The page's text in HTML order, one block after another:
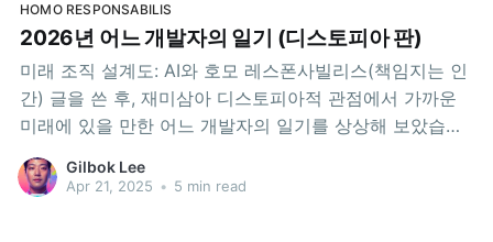
HOMO RESPONSABILIS
2026년 어느 개발자의 일기 (디스토피아 판)
미래 조직 설계도: AI와 호모 레스폰사빌리스(책임지는 인
간) 글을 쓴 후, 재미삼아 디스토피아적 관점에서 가까운
미래에 있을 만한 어느 개발자의 일기를 상상해 보았습니
다.2026년 MM월 DD일 AI가 세상을 바꾼다더니, 정말 내
세상이, 아니 우리 개발자들의 세상이 뒤흔들리고 있다. 밤
Gilbok Lee
Apr 21, 2025 • 5 min read